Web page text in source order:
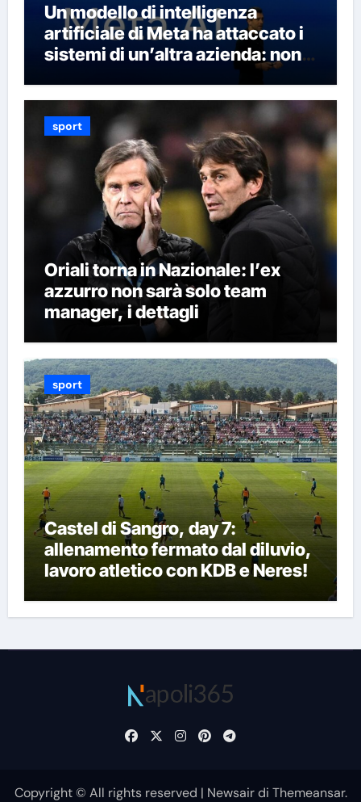
Un modello di intelligenza
artificiale di Meta ha attaccato i
sistemi di un’altra azienda: non è
la prima volta che succede
sport
Oriali torna in Nazionale: l’ex
azzurro non sarà solo team
manager, i dettagli
sport
Castel di Sangro, day 7:
allenamento fermato dal diluvio,
lavoro atletico con KDB e Neres!
Copyright © All rights reserved | Newsairdi Themeansar.